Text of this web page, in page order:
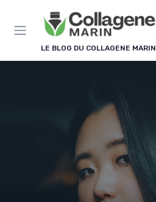
LE BLOG DU COLLAGENE MARIN